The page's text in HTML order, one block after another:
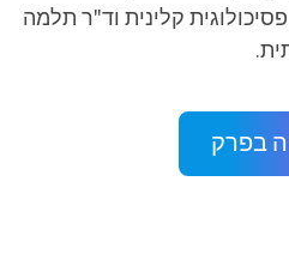
קלינית וד"ר תלמה
בפרק